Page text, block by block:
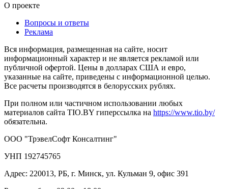
О проекте
Вопросы и ответы
Реклама
Вся информация, размещенная на сайте, носит
информационный характер и не является рекламой или
публичной офертой. Цены в долларах США и евро,
указанные на сайте, приведены с информационной целью.
Все расчеты производятся в белорусских рублях.
При полном или частичном использовании любых
материалов сайта TIO.BY гиперссылка на https://www.tio.by/
обязательна.
ООО "ТрэвелСофт Консалтинг"
УНП 192745765
Адрес: 220013, РБ, г. Минск, ул. Кульман 9, офис 391